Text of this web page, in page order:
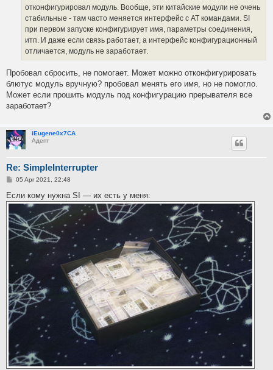
отконфигурировал модуль. Вообще, эти китайские модули не очень
стабильные - там часто меняется интерфейс с AT командами. SI
при первом запуске конфигурирует имя, параметры соединения,
итп. И даже если связь работает, а интерфейс конфигурационный
отличается, модуль не заработает.
Пробовал сбросить, не помогает. Может можно отконфигурировать
блютус модуль вручную? пробовал менять его имя, но не помогло.
Может если прошить модуль под конфигурацию прерывателя все
заработает?
iEugene0x7CA
Адепт
Re: SimpleInterrupter
P
s
t
05 Apr 2021, 22:48
Если кому нужна SI — их есть у меня: